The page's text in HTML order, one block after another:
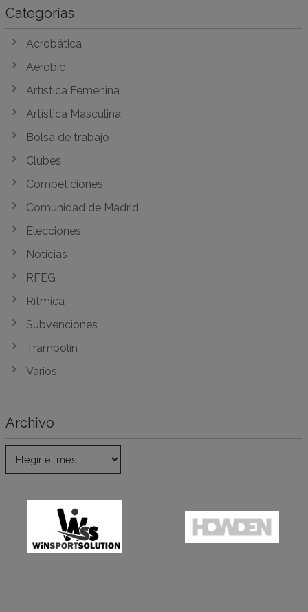
Categorías
Acrobática
Aeróbic
Artística Femenina
Artística Masculina
Bolsa de trabajo
Clubes
Competiciones
Comunidad de Madrid
Elecciones
Noticias
RFEG
Rítmica
Subvenciones
Trampolín
Varios
Archivo